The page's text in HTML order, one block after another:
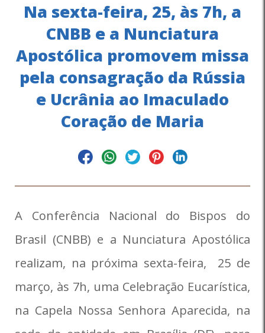
Na sexta-feira, 25, às 7h, a
CNBB e a Nunciatura
Apostólica promovem missa
pela consagração da Rússia
e Ucrânia ao Imaculado
Coração de Maria
A Conferência Nacional do Bispos do
Brasil (CNBB) e a Nunciatura Apostólica
realizam, na próxima sexta-feira, 25 de
março, às 7h, uma Celebração Eucarística,
na Capela Nossa Senhora Aparecida, na